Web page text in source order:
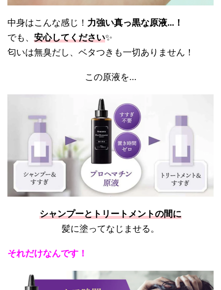
中身はこんな感じ！ 力強い真っ黒な原液…！
でも、 安心してください✨
匂いは無臭だし、ベタつきも一切ありません！
この原液を…
シャンプーとトリートメントの間に
髪に塗ってなじませる。
それだけなんです！